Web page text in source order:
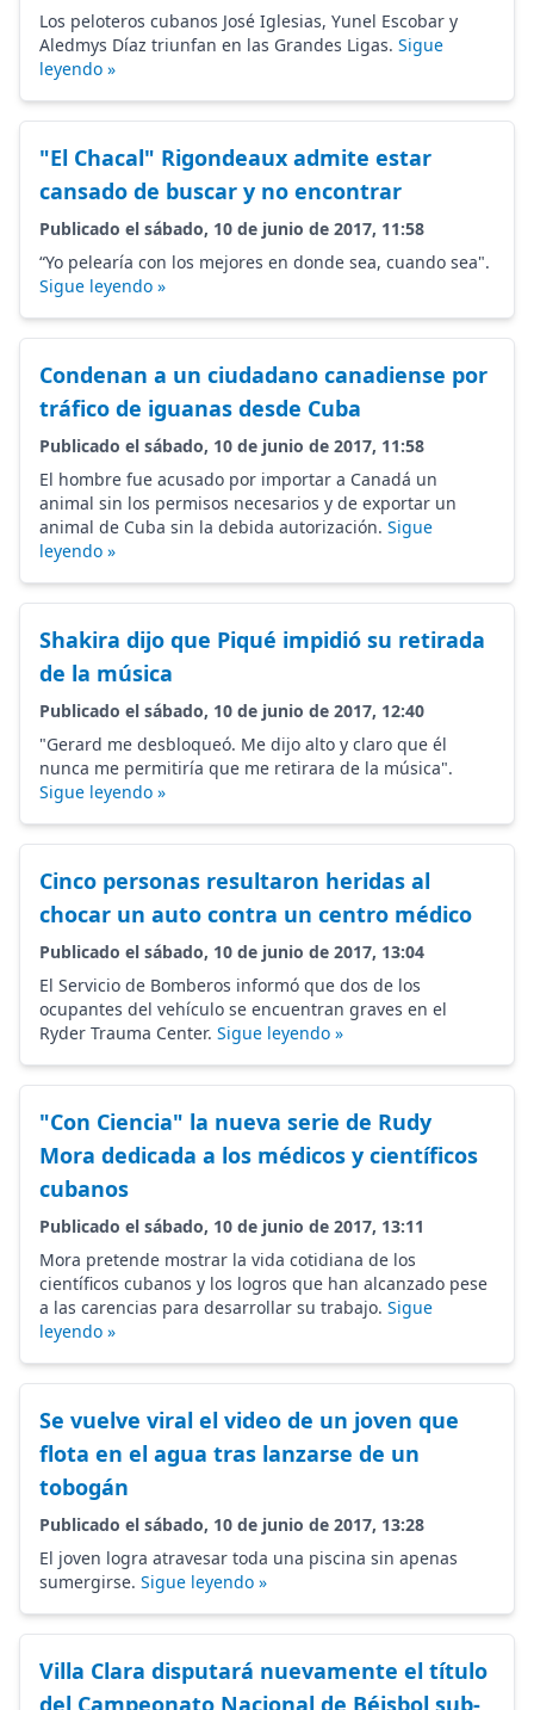
Los peloteros cubanos José Iglesias, Yunel Escobar y
Aledmys Díaz triunfan en las Grandes Ligas. Sigue
leyendo »
"El Chacal" Rigondeaux admite estar
cansado de buscar y no encontrar
Publicado el sábado, 10 de junio de 2017, 11:58
“Yo pelearía con los mejores en donde sea, cuando sea".
Sigue leyendo »
Condenan a un ciudadano canadiense por
tráfico de iguanas desde Cuba
Publicado el sábado, 10 de junio de 2017, 11:58
El hombre fue acusado por importar a Canadá un
animal sin los permisos necesarios y de exportar un
animal de Cuba sin la debida autorización. Sigue
leyendo »
Shakira dijo que Piqué impidió su retirada
de la música
Publicado el sábado, 10 de junio de 2017, 12:40
"Gerard me desbloqueó. Me dijo alto y claro que él
nunca me permitiría que me retirara de la música".
Sigue leyendo »
Cinco personas resultaron heridas al
chocar un auto contra un centro médico
Publicado el sábado, 10 de junio de 2017, 13:04
El Servicio de Bomberos informó que dos de los
ocupantes del vehículo se encuentran graves en el
Ryder Trauma Center. Sigue leyendo »
"Con Ciencia" la nueva serie de Rudy
Mora dedicada a los médicos y científicos
cubanos
Publicado el sábado, 10 de junio de 2017, 13:11
Mora pretende mostrar la vida cotidiana de los
científicos cubanos y los logros que han alcanzado pese
a las carencias para desarrollar su trabajo. Sigue
leyendo »
Se vuelve viral el video de un joven que
flota en el agua tras lanzarse de un
tobogán
Publicado el sábado, 10 de junio de 2017, 13:28
El joven logra atravesar toda una piscina sin apenas
sumergirse. Sigue leyendo »
Villa Clara disputará nuevamente el título
del Campeonato Nacional de Béisbol sub-